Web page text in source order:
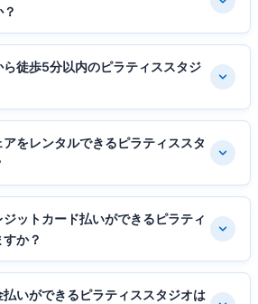
徒歩5分以内のピラティススタジ
をレンタルできるピラティススタ
ットカード払いができるピラティ
か？
いができるピラティススタジオは